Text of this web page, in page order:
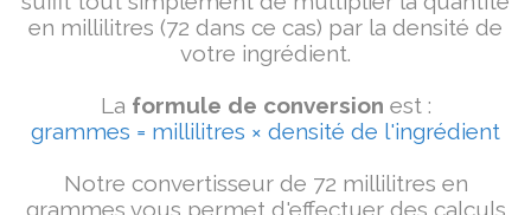
en millilitres (72 dans ce cas) par la densité de
votre ingrédient.
La formule de conversion est :
grammes = millilitres × densité de l'ingrédient
Notre convertisseur de 72 millilitres en
grammes vous permet d'effectuer des calculs